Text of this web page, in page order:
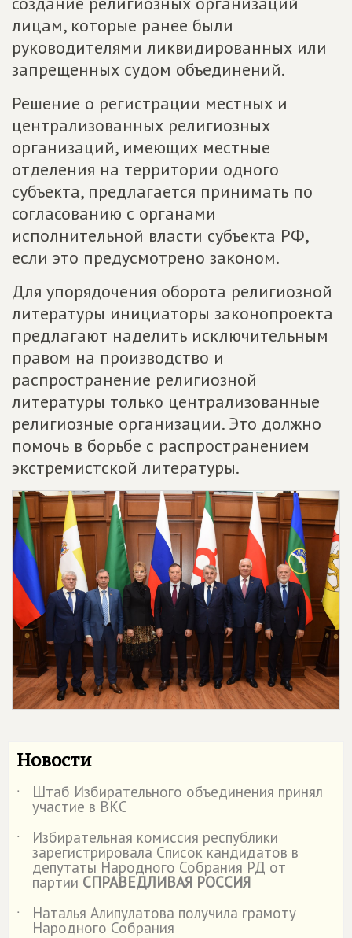
лицам, которые ранее были
руководителями ликвидированных или
запрещенных судом объединений.
Решение о регистрации местных и
централизованных религиозных
организаций, имеющих местные
отделения на территории одного
субъекта, предлагается принимать по
согласованию с органами
исполнительной власти субъекта РФ,
если это предусмотрено законом.
Для упорядочения оборота религиозной
литературы инициаторы законопроекта
предлагают наделить исключительным
правом на производство и
распространение религиозной
литературы только централизованные
религиозные организации. Это должно
помочь в борьбе с распространением
экстремистской литературы.
Новости
˙ Штаб Избирательного объединения принял
участие в ВКС
˙
Избирательная комиссия республики
зарегистрировала Список кандидатов в
депутаты Народного Собрания РД от
партии СПРАВЕДЛИВАЯ РОССИЯ
˙
Наталья Алипулатова получила грамоту
Народного Собрания